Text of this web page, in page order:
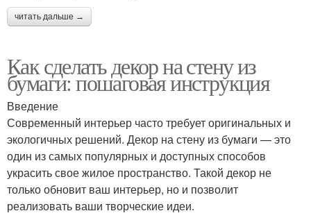
читать дальше →
Как сделать декор на стену из
бумаги: пошаговая инструкция
Введение
Современный интерьер часто требует оригинальных и
экологичных решений. Декор на стену из бумаги — это
один из самых популярных и доступных способов
украсить свое жилое пространство. Такой декор не
только обновит ваш интерьер, но и позволит
реализовать ваши творческие идеи.